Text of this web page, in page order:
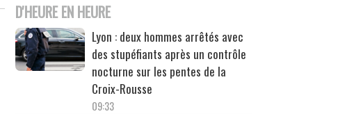
D'HEURE EN HEURE
Lyon : deux hommes arrêtés avec
des stupéfiants après un contrôle
nocturne sur les pentes de la
Croix-Rousse
09:33